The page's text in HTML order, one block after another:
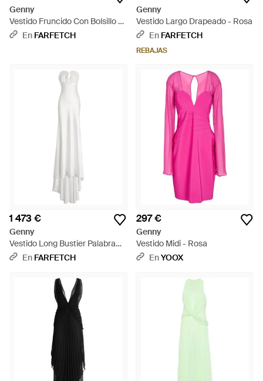
Genny
Vestido Fruncido Con Bolsillo -
Blanco
En FARFETCH
Genny
Vestido Largo Drapeado - Rosa
En FARFETCH
REBAJAS
1 473 €
Genny
Vestido Long Bustier Palabra
De Honor Con Volantes -
En FARFETCH
297 €
Genny
Vestido Midi - Rosa
EnYOOX